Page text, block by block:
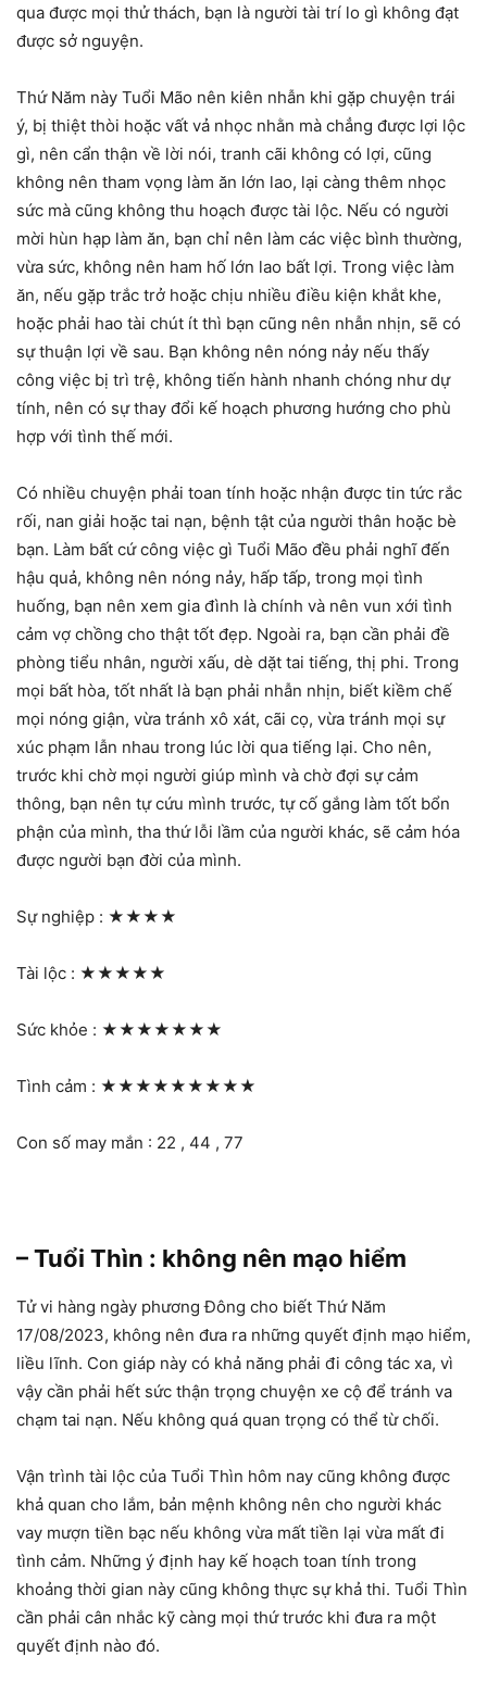
qua được mọi thử thách, bạn là người tài trí lo gì không đạt
được sở nguyện.
Thứ Năm này Tuổi Mão nên kiên nhẫn khi gặp chuyện trái
ý, bị thiệt thòi hoặc vất vả nhọc nhằn mà chẳng được lợi lộc
gì, nên cẩn thận về lời nói, tranh cãi không có lợi, cũng
không nên tham vọng làm ăn lớn lao, lại càng thêm nhọc
sức mà cũng không thu hoạch được tài lộc. Nếu có người
mời hùn hạp làm ăn, bạn chỉ nên làm các việc bình thường,
vừa sức, không nên ham hố lớn lao bất lợi. Trong việc làm
ăn, nếu gặp trắc trở hoặc chịu nhiều điều kiện khắt khe,
hoặc phải hao tài chút ít thì bạn cũng nên nhẫn nhịn, sẽ có
sự thuận lợi về sau. Bạn không nên nóng nảy nếu thấy
công việc bị trì trệ, không tiến hành nhanh chóng như dự
tính, nên có sự thay đổi kế hoạch phương hướng cho phù
hợp với tình thế mới.
Có nhiều chuyện phải toan tính hoặc nhận được tin tức rắc
rối, nan giải hoặc tai nạn, bệnh tật của người thân hoặc bè
bạn. Làm bất cứ công việc gì Tuổi Mão đều phải nghĩ đến
hậu quả, không nên nóng nảy, hấp tấp, trong mọi tình
huống, bạn nên xem gia đình là chính và nên vun xới tình
cảm vợ chồng cho thật tốt đẹp. Ngoài ra, bạn cần phải đề
phòng tiểu nhân, người xấu, dè dặt tai tiếng, thị phi. Trong
mọi bất hòa, tốt nhất là bạn phải nhẫn nhịn, biết kiềm chế
mọi nóng giận, vừa tránh xô xát, cãi cọ, vừa tránh mọi sự
xúc phạm lẫn nhau trong lúc lời qua tiếng lại. Cho nên,
trước khi chờ mọi người giúp mình và chờ đợi sự cảm
thông, bạn nên tự cứu mình trước, tự cố gắng làm tốt bổn
phận của mình, tha thứ lỗi lầm của người khác, sẽ cảm hóa
được người bạn đời của mình.
Sự nghiệp : ★★★★
Tài lộc : ★★★★★
Sức khỏe : ★★★★★★★
Tình cảm : ★★★★★★★★★
Con số may mắn : 22 , 44 , 77
– Tuổi Thìn : không nên mạo hiểm
Tử vi hàng ngày phương Đông cho biết Thứ Năm
17/08/2023, không nên đưa ra những quyết định mạo hiểm,
liều lĩnh. Con giáp này có khả năng phải đi công tác xa, vì
vậy cần phải hết sức thận trọng chuyện xe cộ để tránh va
chạm tai nạn. Nếu không quá quan trọng có thể từ chối.
Vận trình tài lộc của Tuổi Thìn hôm nay cũng không được
khả quan cho lắm, bản mệnh không nên cho người khác
vay mượn tiền bạc nếu không vừa mất tiền lại vừa mất đi
tình cảm. Những ý định hay kế hoạch toan tính trong
khoảng thời gian này cũng không thực sự khả thi. Tuổi Thìn
cần phải cân nhắc kỹ càng mọi thứ trước khi đưa ra một
quyết định nào đó.